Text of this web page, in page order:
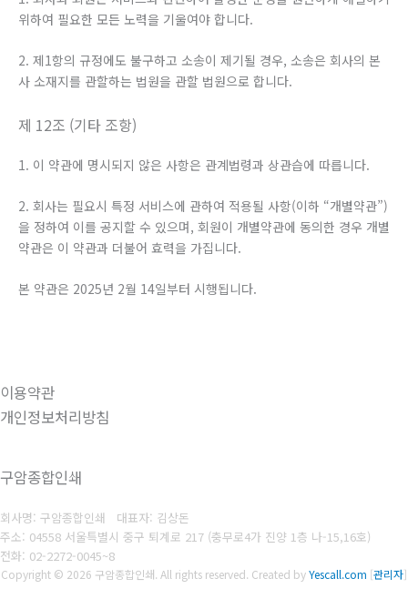
위하여 필요한 모든 노력을 기울여야 합니다.
2. 제1항의 규정에도 불구하고 소송이 제기될 경우, 소송은 회사의 본
사 소재지를 관할하는 법원을 관할 법원으로 합니다.
제 12조 (기타 조항)
1. 이 약관에 명시되지 않은 사항은 관계법령과 상관습에 따릅니다.
2. 회사는 필요시 특정 서비스에 관하여 적용될 사항(이하 “개별약관”)
을 정하여 이를 공지할 수 있으며, 회원이 개별약관에 동의한 경우 개별
약관은 이 약관과 더불어 효력을 가집니다.
본 약관은 2025년 2월 14일부터 시행됩니다.
이용약관
개인정보처리방침
구암종합인쇄
회사명: 구암종합인쇄 대표자: 김상돈
주소: 04558 서울특별시 중구 퇴계로 217 (충무로4가 진양 1층 나-15,16호)
전화: 02-2272-0045~8
Copyright © 2026 구암종합인쇄. All rights reserved. Created byYescall.com [관리자]